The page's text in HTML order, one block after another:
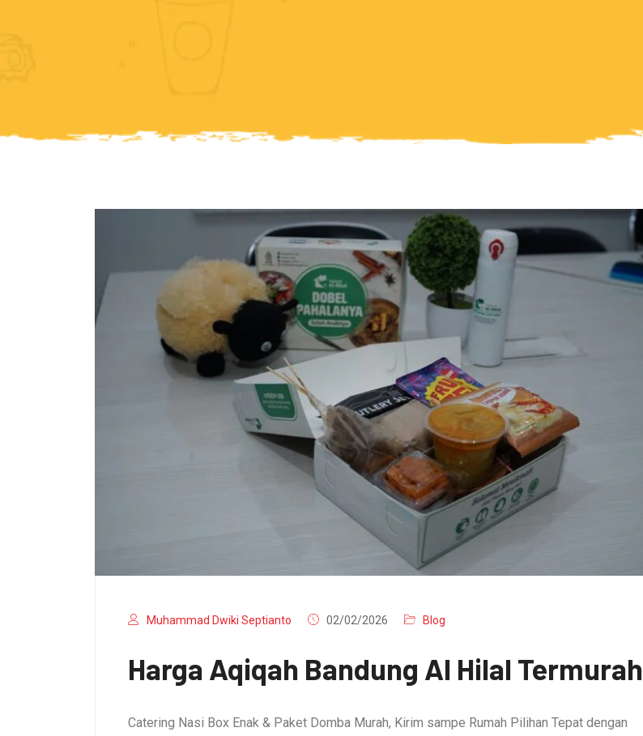
Muhammad Dwiki Septianto 02/02/2026 Blog
Harga Aqiqah Bandung Al Hilal Termurah
Catering Nasi Box Enak & Paket Domba Murah, Kirim sampe Rumah Pilihan Tepat dengan